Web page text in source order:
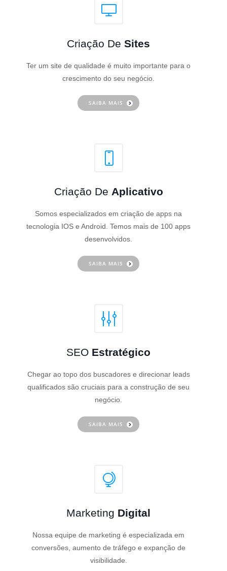
Criação De Sites
Ter um site de qualidade é muito importante para o
crescimento do seu negócio.
SAIBA MAIS
Criação De Aplicativo
Somos especializados em criação de apps na
tecnologia IOS e Android. Temos mais de 100 apps
desenvolvidos.
SAIBA MAIS
SEO Estratégico
Chegar ao topo dos buscadores e direcionar leads
qualificados são cruciais para a construção de seu
negócio.
SAIBA MAIS
Marketing Digital
Nossa equipe de marketing é especializada em
conversões, aumento de tráfego e expanção de
visibilidade.